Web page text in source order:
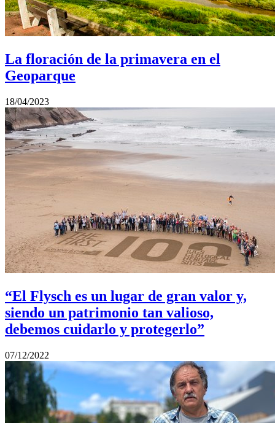
La floración de la primavera en el
Geoparque
18/04/2023
“El Flysch es un lugar de gran valor y,
siendo un patrimonio tan valioso,
debemos cuidarlo y protegerlo”
07/12/2022